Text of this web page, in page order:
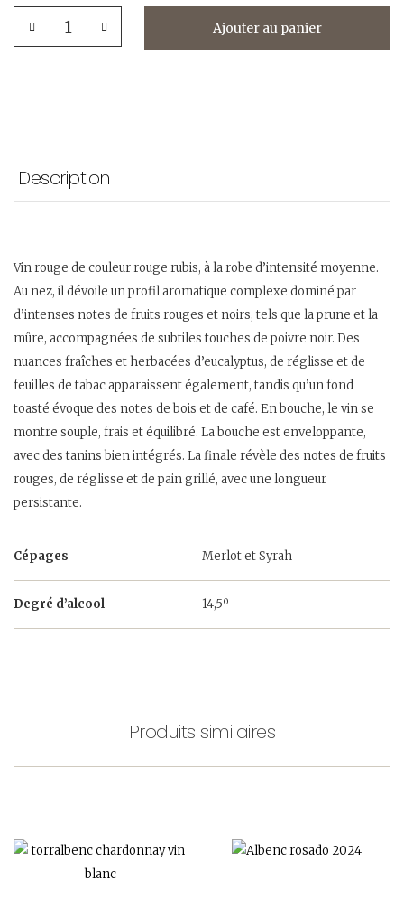
Ajouter au panier
Description
Vin rouge de couleur rouge rubis, à la robe d’intensité moyenne.
Au nez, il dévoile un profil aromatique complexe dominé par
d’intenses notes de fruits rouges et noirs, tels que la prune et la
mûre, accompagnées de subtiles touches de poivre noir. Des
nuances fraîches et herbacées d’eucalyptus, de réglisse et de
feuilles de tabac apparaissent également, tandis qu’un fond
toasté évoque des notes de bois et de café. En bouche, le vin se
montre souple, frais et équilibré. La bouche est enveloppante,
avec des tanins bien intégrés. La finale révèle des notes de fruits
rouges, de réglisse et de pain grillé, avec une longueur
persistante.
Cépages Merlot et Syrah
Degré d’alcool 14,5º
Produits similaires